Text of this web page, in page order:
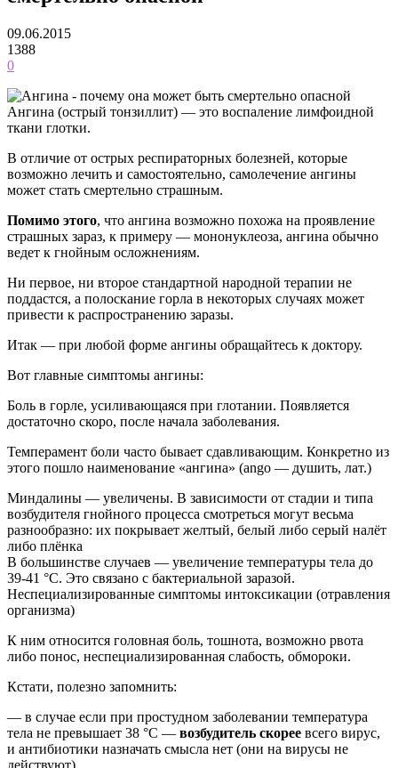
09.06.2015
1388
0
Ангина (острый тонзиллит) — это воспаление лимфоидной
ткани глотки.
В отличие от острых респираторных болезней, которые
возможно лечить и самостоятельно, самолечение ангины
может стать смертельно страшным.
Помимо этого, что ангина возможно похожа на проявление
страшных зараз, к примеру — мононуклеоза, ангина обычно
ведет к гнойным осложнениям.
Ни первое, ни второе стандартной народной терапии не
поддастся, а полоскание горла в некоторых случаях может
привести к распространению заразы.
Итак — при любой форме ангины обращайтесь к доктору.
Вот главные симптомы ангины:
Боль в горле, усиливающаяся при глотании. Появляется
достаточно скоро, после начала заболевания.
Темперамент боли часто бывает сдавливающим. Конкретно из
этого пошло наименование «ангина» (ango — душить, лат.)
Миндалины — увеличены. В зависимости от стадии и типа
возбудителя гнойного процесса смотреться могут весьма
разнообразно: их покрывает желтый, белый либо серый налёт
либо плёнка
В большинстве случаев — увеличение температуры тела до
39-41 °С. Это связано с бактериальной заразой.
Неспециализированные симптомы интоксикации (отравления
организма)
К ним относится головная боль, тошнота, возможно рвота
либо понос, неспециализированная слабость, обмороки.
Кстати, полезно запомнить:
— в случае если при простудном заболевании температура
тела не превышает 38 °С — возбудитель скорее всего вирус,
и антибиотики назначать смысла нет (они на вирусы не
действуют).